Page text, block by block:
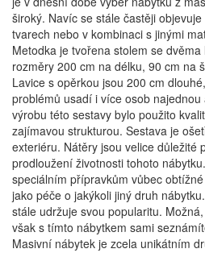
široký. Navíc se stále častěji
tvarech nebo v kombinaci s jinými
Metodka je tvořena stolem se
rozměry 200 cm na délku, 90 cm na
Lavice s opěrkou jsou 200 cm
problémů usadí i více osob
výrobu této sestavy bylo použito
zajímavou strukturou. Sestava je
exteriéru. Nátěry jsou velice důležité
prodloužení životnosti tohoto
speciálním přípravkům vůbec
jako péče o jakýkoli jiný druh nábytku.
stále udržuje svou popularitu.
však s tímto nábytkem sami
Masivní nábytek je zcela unikátním